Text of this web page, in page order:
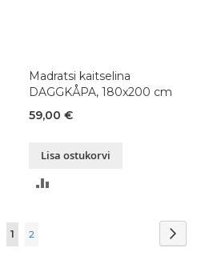
Madratsi kaitselina
DAGGKÅPA, 180x200 cm
59,00 €
Lisa ostukorvi
Page
You're
1 Page
2